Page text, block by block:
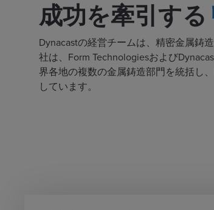
成功を牽引する
Dynacastの経営チームは、精密金属鋳
社は、Form Technologiesおよび
界各地の複数の金属鋳造部門を統括し
しています。